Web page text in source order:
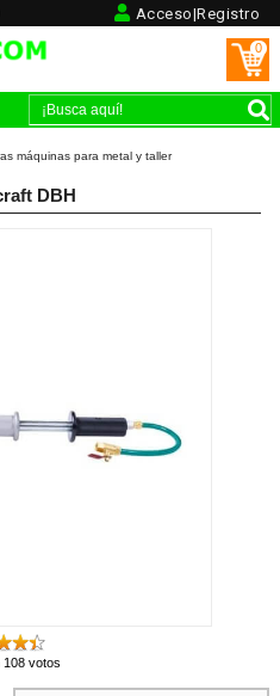
Acceso|Registro
0
máquinas para metal y taller
DBH
108 votos